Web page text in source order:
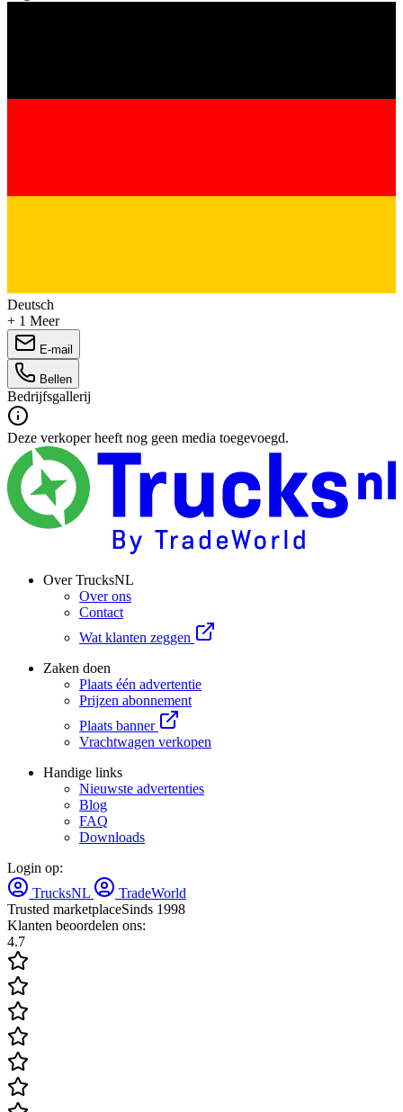
Deutsch
+ 1 Meer
E-mail
Bellen
Bedrijfsgallerij
Deze verkoper heeft nog geen media toegevoegd.
Over TrucksNL
Over ons
Contact
Wat klanten zeggen
Zaken doen
Plaats één advertentie
Prijzen abonnement
Plaats banner
Vrachtwagen verkopen
Handige links
Nieuwste advertenties
Blog
FAQ
Downloads
Login op:
TrucksNL
TradeWorld
Trusted marketplaceSinds 1998
Klanten beoordelen ons:
4.7